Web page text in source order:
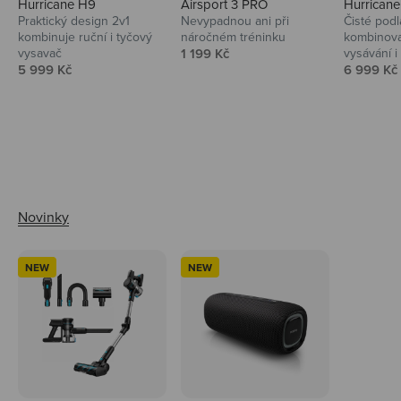
Hurricane H9
Praktický design 2v1
kombinuje ruční i tyčový
vysavač
Prodejní cena
5 999 Kč
Airsport 3 PRO
Nevypadnou ani při
náročném tréninku
Prodejní cena
1 199 Kč
Čisté
vysávání
Prodejní
6 999 Kč
NEW NEW